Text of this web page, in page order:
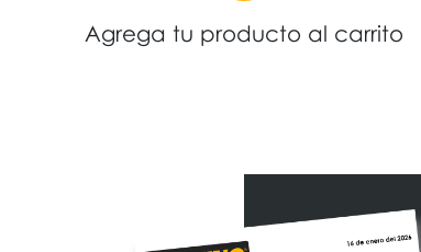
Agrega tu producto al carrito